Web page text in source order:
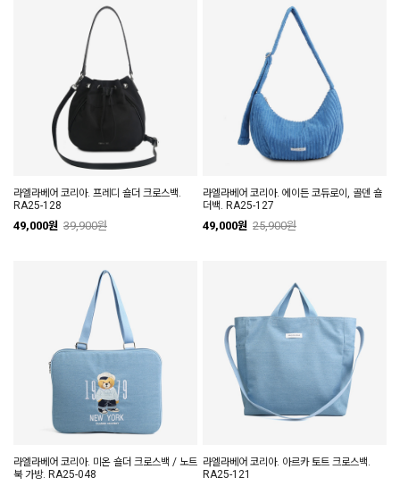
라엘라베어 코리아. 프레디 숄더 크로스백.
RA25-128
49,000원 39,900원
라엘라베어 코리아. 에이든 코듀로이, 골덴 숄
더백. RA25-127
49,000원 25,900원
라엘라베어 코리아. 미온 숄더 크로스백 / 노트
북 가방. RA25-048
라엘라베어 코리아. 아르카 토트 크로스백.
RA25-121